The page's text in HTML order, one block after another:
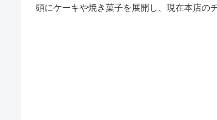
頭にケーキや焼き菓子を展開し、現在本店の